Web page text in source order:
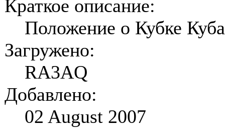
Краткое описание:
Положение о Кубке
Загружено:
RA3AQ
Добавлено:
02 August 2007